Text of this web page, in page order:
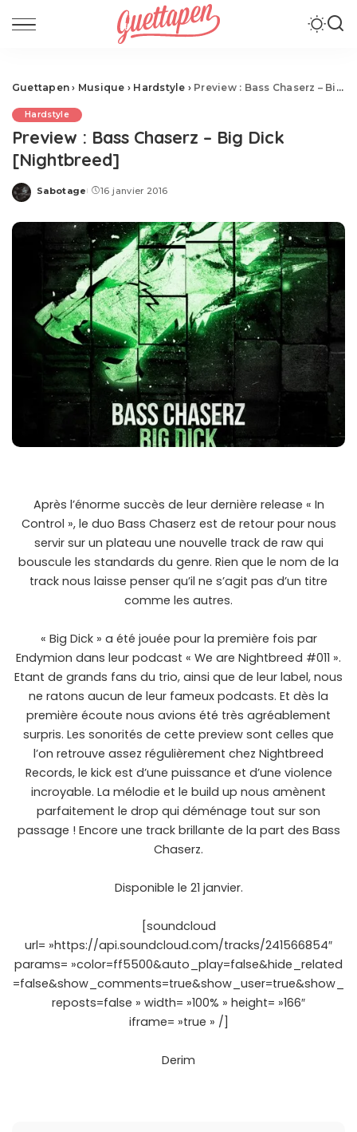
Guettapen › Musique › Hardstyle › Preview : Bass Chaserz – Big Dick [Nightbreed]
Hardstyle
Preview : Bass Chaserz – Big Dick
[Nightbreed]
Posted
Sabotage 16 janvier 2016
Après l’énorme succès de leur dernière release « In
Control », le duo Bass Chaserz est de retour pour nous
servir sur un plateau une nouvelle track de raw qui
bouscule les standards du genre. Rien que le nom de la
track nous laisse penser qu’il ne s’agit pas d’un titre
comme les autres.
« Big Dick » a été jouée pour la première fois par
Endymion dans leur podcast « We are Nightbreed #011 ».
Etant de grands fans du trio, ainsi que de leur label, nous
ne ratons aucun de leur fameux podcasts. Et dès la
première écoute nous avions été très agréablement
surpris. Les sonorités de cette preview sont celles que
l’on retrouve assez régulièrement chez Nightbreed
Records, le kick est d’une puissance et d’une violence
incroyable. La mélodie et le build up nous amènent
parfaitement le drop qui déménage tout sur son
passage ! Encore une track brillante de la part des Bass
Chaserz.
Disponible le 21 janvier.
[soundcloud
url= »https://api.soundcloud.com/tracks/241566854″
params= »color=ff5500&auto_play=false&hide_related
=false&show_comments=true&show_user=true&show_
reposts=false » width= »100% » height= »166″
iframe= »true » /]
Derim